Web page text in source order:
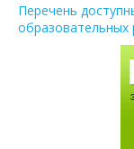
Перечень
образовательных